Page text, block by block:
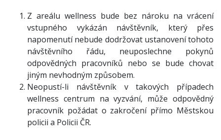
Z areálu wellness bude bez nároku na vrácení
vstupného vykázán návštěvník, který přes
napomenutí nebude dodržovat ustanovení tohoto
návštěvního řádu, neuposlechne pokynů
odpovědných pracovníků nebo se bude chovat
jiným nevhodným způsobem.
Neopustí-li návštěvník v takových případech
wellness centrum na vyzvání, může odpovědný
pracovník požádat o zakročení přímo Městskou
policii a Policii ČR.